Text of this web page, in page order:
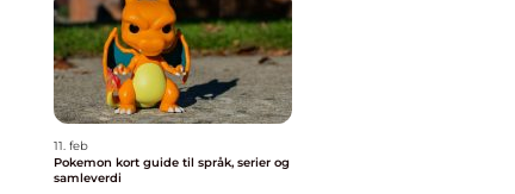
11. feb
Pokemon kort guide til språk, serier og
samleverdi